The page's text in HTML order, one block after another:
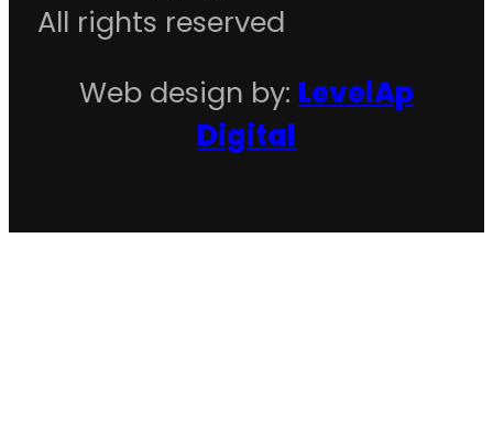
All rights reserved
Web design by: LevelAp
Digital